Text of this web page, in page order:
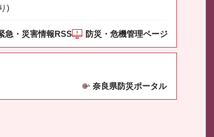
)
急・災害情報RSS 防災・危機管理ページ
奈良県防災ポータル